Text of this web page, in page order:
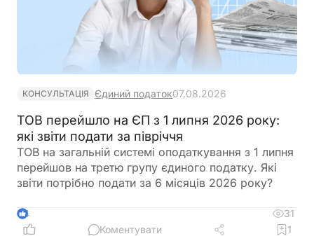
КОНСУЛЬТАЦІЯ Єдиний податок07.08.2026
ТОВ перейшло на ЄП з 1 липня 2026 року:
які звіти подати за півріччя
ТОВ на загальній системі оподаткування з 1 липня
перейшов на третю групу єдиного податку. Які
звіти потрібно подати за 6 місяців 2026 року?
4
31
Коментувати
1